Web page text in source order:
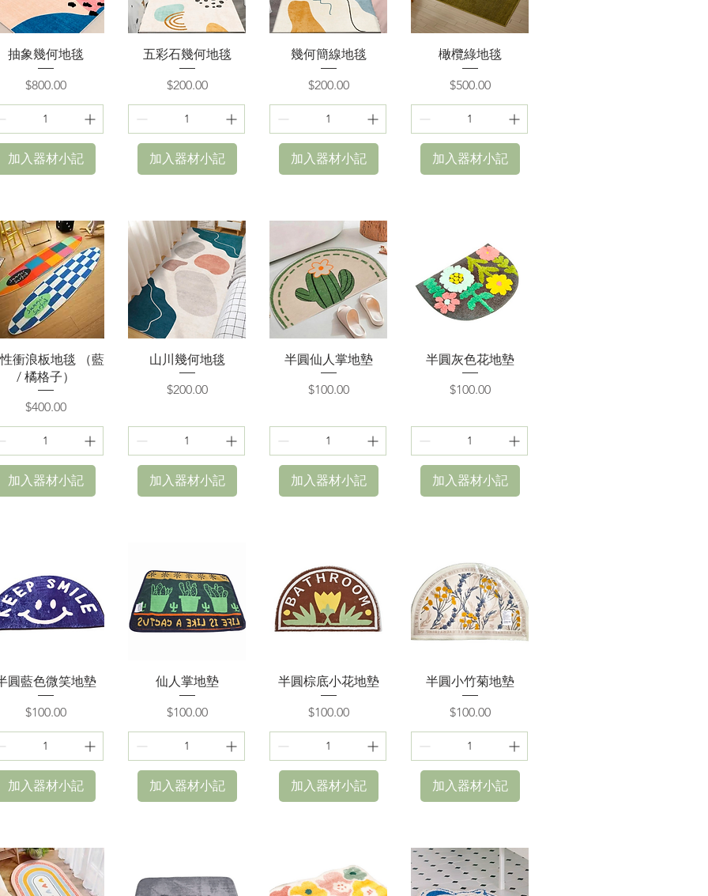
快速瀏覽
抽象幾何地毯
價格
$800.00
加入器材小記
快速瀏覽
五彩石幾何地毯
價格
$200.00
加入器材小記
快速瀏覽
幾何簡線地毯
價格
$200.00
加入器材小記
快速瀏覽
橄欖綠地毯
價格
$500.00
加入器材小記
快速瀏覽
衝浪板地毯 （藍
/ 橘格子）
價格
$400.00
加入器材小記
快速瀏覽
山川幾何地毯
價格
$200.00
加入器材小記
快速瀏覽
半圓仙人掌地墊
價格
$100.00
加入器材小記
快速瀏覽
半圓灰色花地墊
價格
$100.00
加入器材小記
快速瀏覽
圓藍色微笑地墊
價格
$100.00
加入器材小記
快速瀏覽
仙人掌地墊
價格
$100.00
加入器材小記
快速瀏覽
半圓棕底小花地墊
價格
$100.00
加入器材小記
快速瀏覽
半圓小竹菊地墊
價格
$100.00
加入器材小記